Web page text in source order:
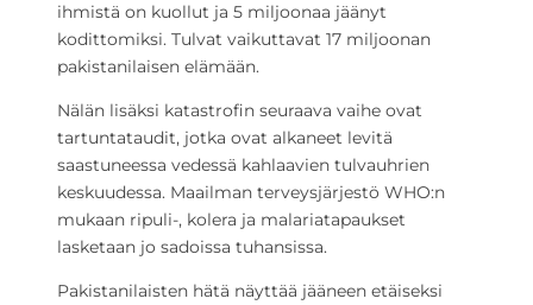
ihmistä on kuollut ja 5 miljoonaa jäänyt
kodittomiksi. Tulvat vaikuttavat 17 miljoonan
pakistanilaisen elämään.
Nälän lisäksi katastrofin seuraava vaihe ovat
tartuntataudit, jotka ovat alkaneet levitä
saastuneessa vedessä kahlaavien tulvauhrien
keskuudessa. Maailman terveysjärjestö WHO:n
mukaan ripuli-, kolera ja malariatapaukset
lasketaan jo sadoissa tuhansissa.
Pakistanilaisten hätä näyttää jääneen etäiseksi